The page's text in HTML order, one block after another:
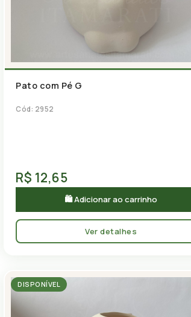
Pato com Pé G
Cód: 2952
R$ 12,65
🛍 Adicionar ao carrinho
Ver detalhes
DISPONÍVEL